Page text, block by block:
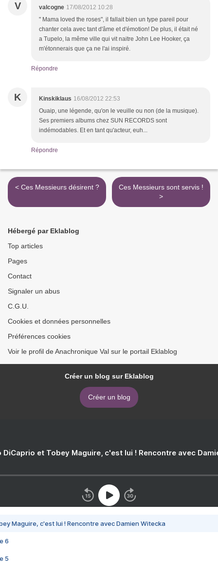
V valcogne 17/08/2012 10:28
" Mama loved the roses", il fallait bien un type pareil pour
chanter cela avec tant d'âme et d'émotion! De plus, il était né
a Tupelo, la même ville qui vit naitre John Lee Hooker, ça
m'étonnerais que ça ne l'ai inspiré.
Répondre
K Kinskiklaus 16/08/2012 22:53
Ouaip, une légende, qu'on le veuille ou non (de la musique).
Ses premiers albums chez SUN RECORDS sont
indémodables. Et en tant qu'acteur, euh...
Répondre
< Ces Messieurs désirent ?
Ces Messieurs sont servis !
>
Hébergé par Eklablog
Top articles
Pages
Contact
Signaler un abus
C.G.U.
Cookies et données personnelles
Préférences cookies
Voir le profil de Anachronique Val sur le portail Eklablog
Créer un blog sur Eklablog
Créer un blog
DiCaprio et Tobey Maguire, c'est lui ! Rencontre avec
Maguire, c'est lui ! Rencontre avec Damien Witecka
6
5